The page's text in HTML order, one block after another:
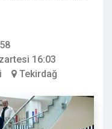
16:03
Tekirdağ